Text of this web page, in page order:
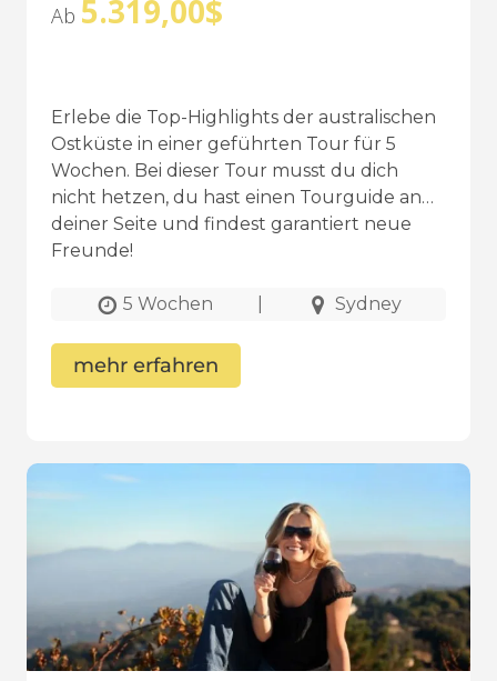
Ab 5.319,00$
Erlebe die Top-Highlights der australischen
Ostküste in einer geführten Tour für 5
Wochen. Bei dieser Tour musst du dich
nicht hetzen, du hast einen Tourguide an
deiner Seite und findest garantiert neue
Freunde!
5 Wochen Sydney
mehr erfahren